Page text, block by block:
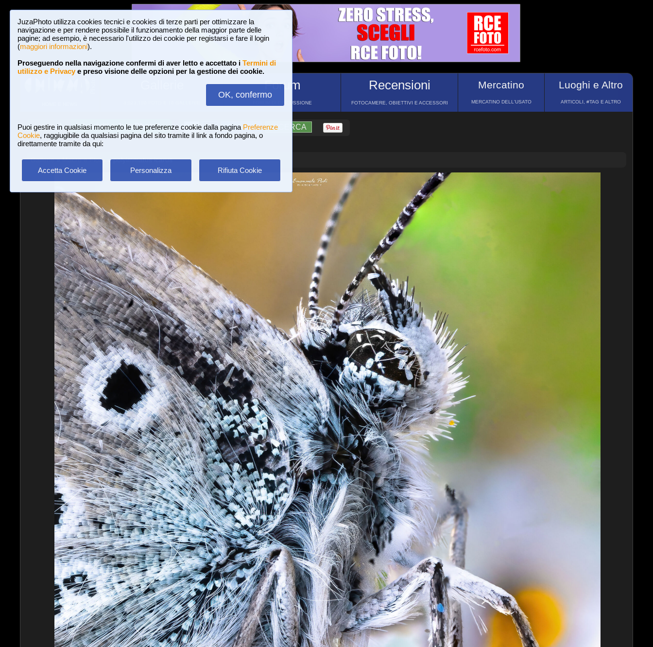
JuzaPhoto utilizza cookies tecnici e cookies di terze parti per ottimizzare la
navigazione e per rendere possibile il funzionamento della maggior parte delle
pagine; ad esempio, è necessario l'utilizzo dei cookie per registarsi e fare il login
(maggiori informazioni).
Proseguendo nella navigazione confermi di aver letto e accettato i Termini di
utilizzo e Privacye preso visione delle opzioni per la gestione dei cookie.
OK, confermo
Puoi gestire in qualsiasi momento le tue preferenze cookie dalla pagina Preferenze
Cookie, raggiugibile da qualsiasi pagina del sito tramite il link a fondo pagina, o
direttamente tramite da qui:
Accetta Cookie Personalizza Rifiuta Cookie
Forum
FORUM DI DISCUSSIONE
Recensioni
FOTOCAMERE, OBIETTIVI E ACCESSORI
Mercatino
MERCATINO DELL'USATO
Luoghi e Altro
ARTICOLI, #TAG E ALTRO
Login Iscriviti a JuzaPhoto! A A ?AIUTO RICERCA
Gallerie»Macro e Flora » polyimmatus icarus